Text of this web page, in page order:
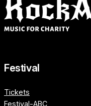
Festival
Tickets
Festival-ABC